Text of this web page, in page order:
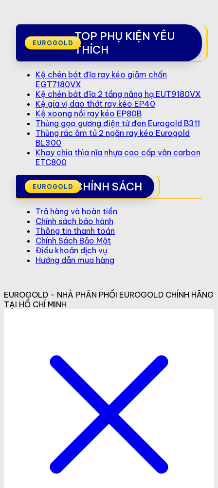
TOP PHỤ KIỆN YÊU
THÍCH
Kệ chén bát đĩa ray kéo giảm chấn
EGT7180VX
Kệ chén bát đĩa 2 tầng nâng hạ EUT9180VX
Kệ gia vị dao thớt ray kéo EP40
Kệ xoong nồi ray kéo EP80B
Thùng gạo gương điện tử đen Eurogold B311
Thùng rác âm tủ 2 ngăn ray kéo Eurogold
BL300
Khay chia thìa nĩa nhựa cao cấp vân carbon
ETC800
CHÍNH SÁCH
Trả hàng và hoàn tiền
Chính sách bảo hành
Thông tin thanh toán
Chính Sách Bảo Mật
Điều khoản dịch vụ
Hướng dẫn mua hàng
EUROGOLD - NHÀ PHÂN PHỐI EUROGOLD CHÍNH HÃNG
TẠI HỒ CHÍ MINH